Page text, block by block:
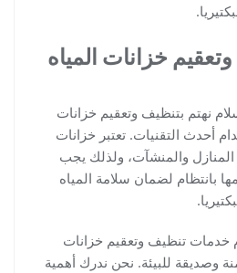
خزانات المياه
نهتم بتنظيف وتعقيم خزانات
أحدث التقنيات. تعتبر خزانات
والمنشآت، ولذلك يجب
بانتظام لضمان سلامة المياه
خدمات تنظيف وتعقيم خزانات
وصديقة للبيئة. نحن ندرك أهمية